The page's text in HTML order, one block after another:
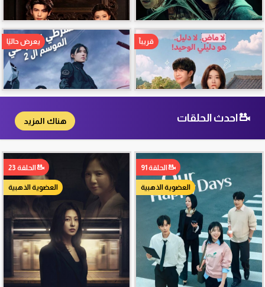
قريبآ يعرض حاليًا
هناك المزيد احدث الحلقات
العضوية الذهبية
الحلقة 91
العضوية الذهبية
الحلقة 23